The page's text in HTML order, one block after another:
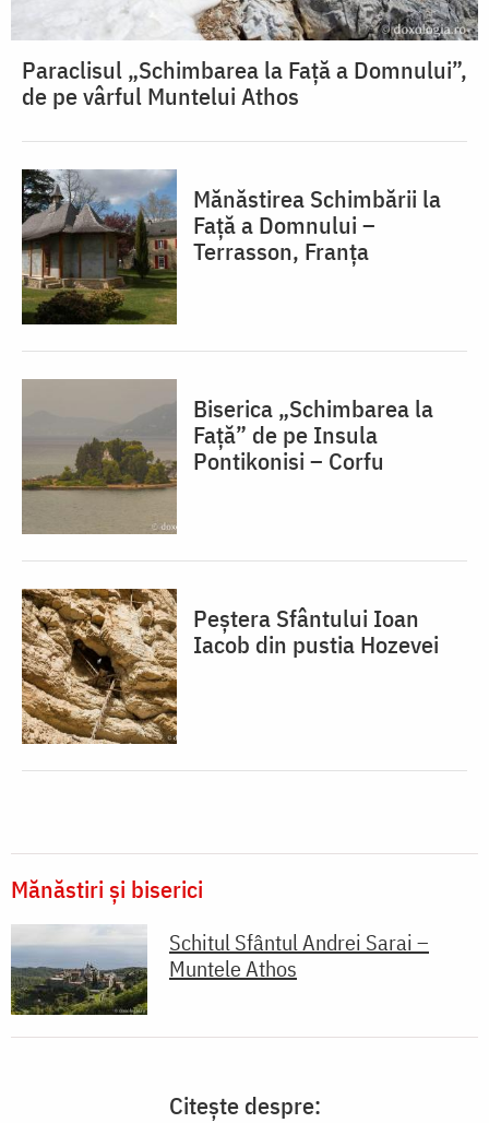
Paraclisul „Schimbarea la Față a Domnului”,
de pe vârful Muntelui Athos
Mănăstirea Schimbării la
Față a Domnului –
Terrasson, Franţa
Biserica „Schimbarea la
Față” de pe Insula
Pontikonisi – Corfu
Peștera Sfântului Ioan
Iacob din pustia Hozevei
Mănăstiri și biserici
Schitul Sfântul Andrei Sarai –
Muntele Athos
Citește despre: